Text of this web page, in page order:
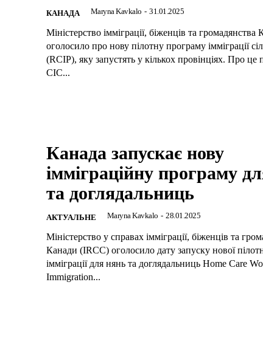
КАНАДА Maryna Kavkalo - 31.01.2025
Міністерство імміграції, біженців та громадянства
оголосило про нову пілотну програму імміграції
(RCIP), яку запустять у кількох провінціях. Про це
CIC...
Канада запускає нову
імміграційну програму
та доглядальниць
АКТУАЛЬНЕ Maryna Kavkalo - 28.01.2025
Міністерство у справах імміграції, біженців та
Канади (IRCC) оголосило дату запуску нової
імміграції для нянь та доглядальниць Home Care
Immigration...